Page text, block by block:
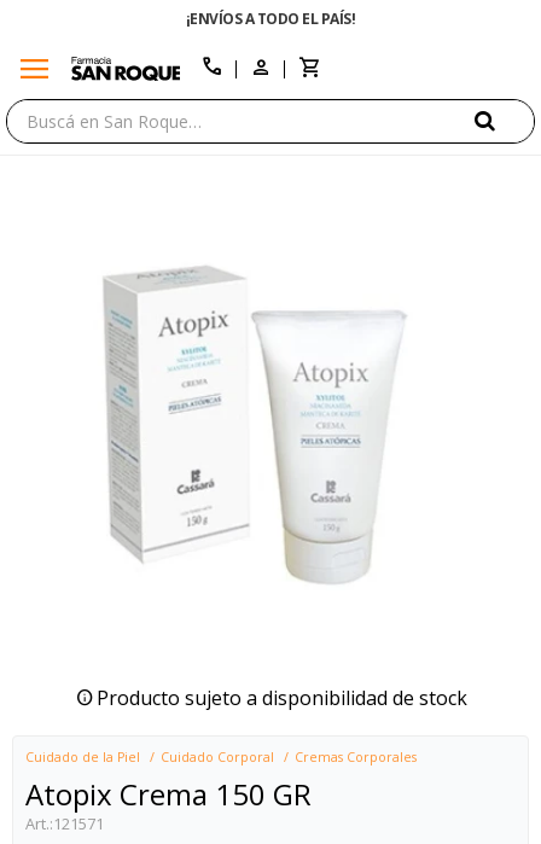
¡ENVÍOS A TODO EL PAÍS!
menu call
Producto sujeto a disponibilidad de stock
Cuidado de la Piel Cuidado Corporal Cremas Corporales
Atopix Crema 150 GR
121571
close